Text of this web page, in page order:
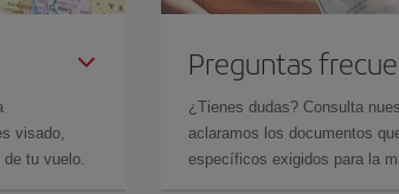
visado,
de tu vuelo.
Preguntas
¿Tienes dudas? Consulta
aclaramos los documentos
específicos exigidos para la